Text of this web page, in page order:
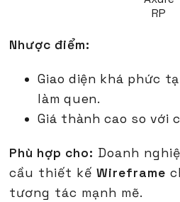
RP
Nhược điểm:
Giao diện khá phức
làm quen.
Giá thành cao so với
Phù hợp cho: Doanh
cầu thiết kếWireframe
tương tác mạnh mẽ.